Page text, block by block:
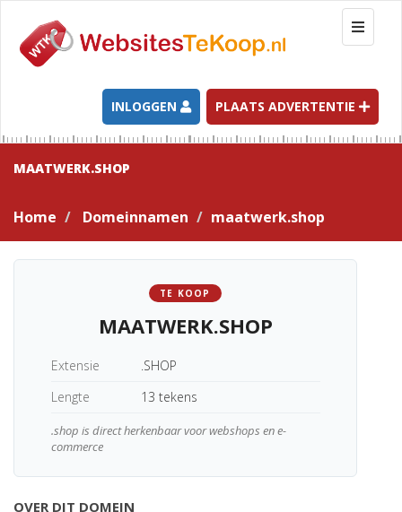
T
o
g
l
e
n
a
t
INLOGGEN PLAATS ADVERTENTIE
MAATWERK.SHOP
Home Domeinnamen maatwerk.shop
TE KOOP
MAATWERK.SHOP
Extensie
.SHOP
Lengte
13 tekens
.shop is direct herkenbaar voor webshops en e-
commerce
OVER DIT DOMEIN